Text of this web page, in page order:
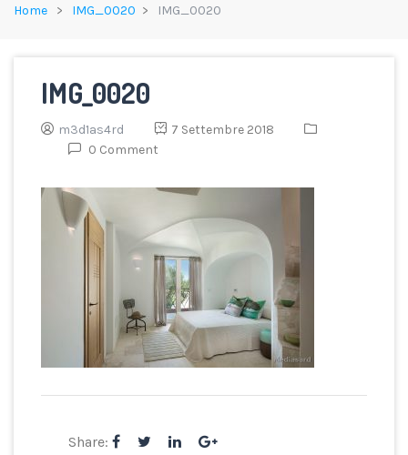
Home IMG_0020 IMG_0020
IMG_0020
m3d1as4rd
7 Settembre 2018
0 Comment
Share: